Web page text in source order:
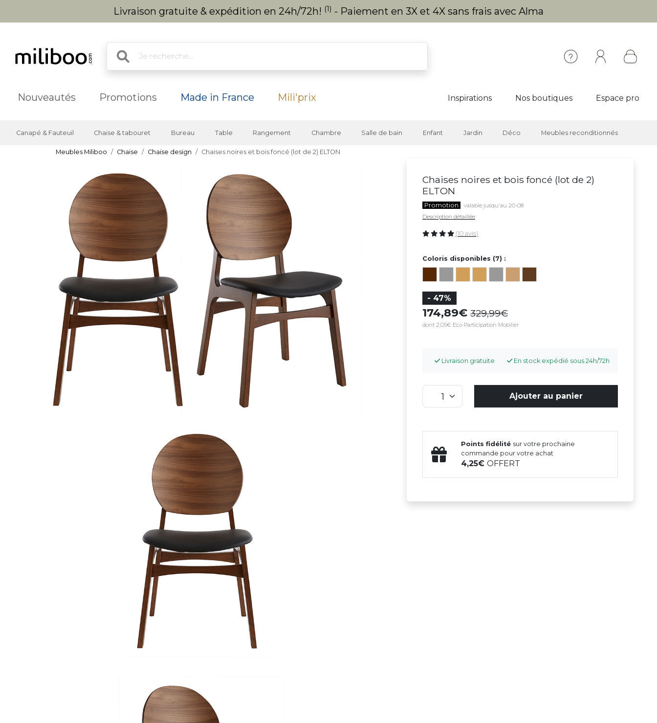
Livraison gratuite & expédition en 24h/72h! (1) - Paiement en 3X et 4X sans frais avec Alma
Nouveautés Promotions Made in France Mili'prix Inspirations Nos boutiques Espace pro
Canapé & Fauteuil Chaise & tabouret Bureau Table Rangement Chambre Salle de bain Enfant Jardin Déco Meubles reconditionnés
Meubles Miliboo Chaise Chaise design Chaises noires et bois foncé (lot de 2) ELTON
Chaises noires et bois foncé (lot de 2)
ELTON
Promotion
valable jusqu'au 20-08
Description détaillée
(10 avis)
Coloris disponibles (7) :
- 47%
174,89 329,99
dont 2,05€ Eco-Participation Mobilier
Livraison gratuite En stock expédié sous 24h/72h
Ajouter au panier
Points fidélité sur votre prochaine
commande pour votre achat
4,25OFFERT